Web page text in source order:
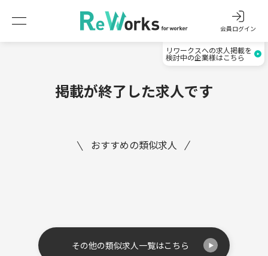
会員ログイン
リワークスへの求人掲載を
検討中の企業様はこちら
掲載が終了した求人です
おすすめの類似求人
その他の類似求人一覧はこちら